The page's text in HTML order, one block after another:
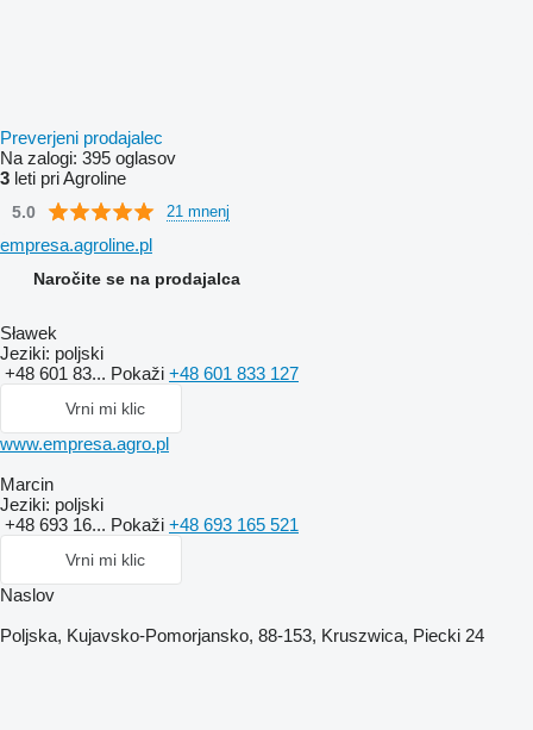
Preverjeni prodajalec
Na zalogi: 395 oglasov
3 leti pri Agroline
5.0 21 mnenj
empresa.agroline.pl
Naročite se na prodajalca
Sławek
Jeziki: poljski
+48 601 83... Pokaži +48 601 833 127
Vrni mi klic
www.empresa.agro.pl
Marcin
Jeziki: poljski
+48 693 16... Pokaži +48 693 165 521
Vrni mi klic
Naslov
Poljska, Kujavsko-Pomorjansko, 88-153, Kruszwica, Piecki 24